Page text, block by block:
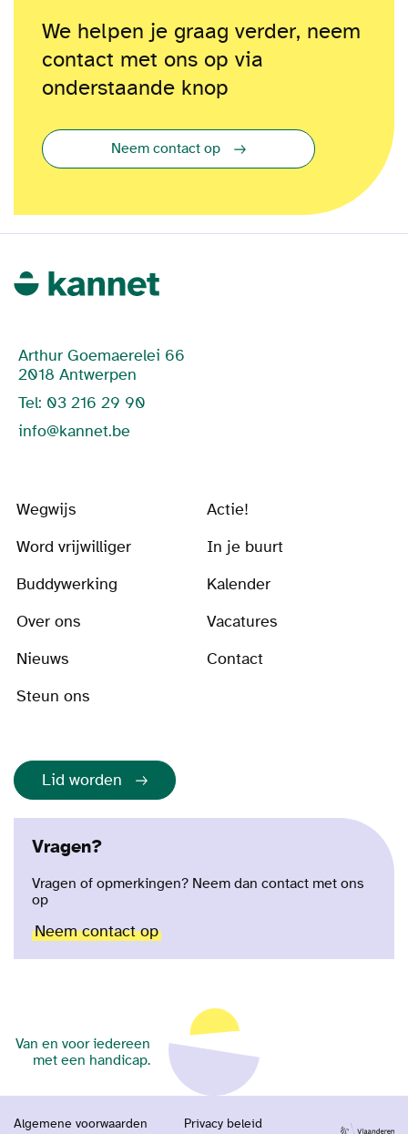
We helpen je graag verder, neem
contact met ons op via
onderstaande knop
Neem contact op
Arthur Goemaerelei 66
2018 Antwerpen
Tel: 03 216 29 90
info@kannet.be
Wegwijs
Actie!
Word vrijwilliger
In je buurt
Buddywerking
Kalender
Over ons
Vacatures
Nieuws
Contact
Steun ons
Lid worden
Vragen?
Vragen of opmerkingen? Neem dan contact met ons
op
Neem contact op
Van en voor iedereen
met een handicap.
Algemene voorwaarden Privacy beleid